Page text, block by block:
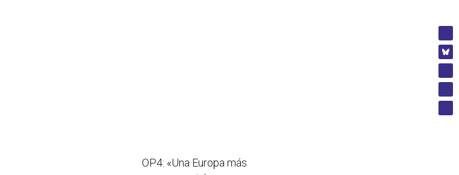
OP4: «Una Europa más